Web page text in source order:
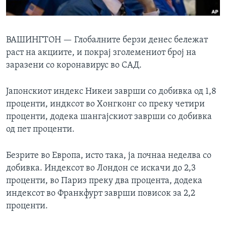
ИНТЕРВЈУА
ВАШИНГТОН — Глобалните берзи денес бележат
раст на акциите, и покрај зголемениот број на
заразени со коронавирус во САД.
Јапонскиот индекс Никеи заврши со добивка од 1,8
проценти, индксот во Хонгконг со преку четири
проценти, додека шангајскиот заврши со добивка
од пет проценти.
Безрите во Европа, исто така, ја почнаа неделва со
добивка. Индексот во Лондон се искачи до 2,3
проценти, во Париз преку два процента, додека
индексот во Франкфурт заврши повисок за 2,2
проценти.